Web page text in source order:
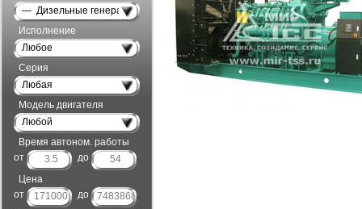
— Дизельные генераторы открытого исполнения
Исполнение
Любое
Серия
Любая
Модель двигателя
Любой
Время автоном. работы
от
до
Цена
от
до